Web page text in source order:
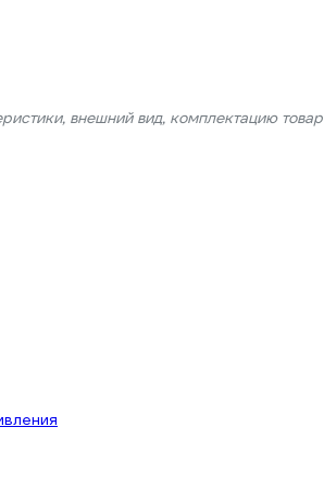
внешний вид, комплектацию